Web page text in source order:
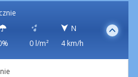
0 l/m²
N
4 km/h